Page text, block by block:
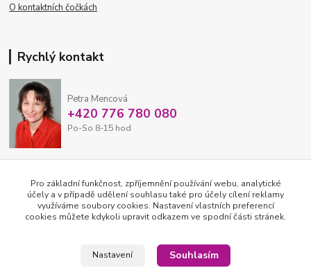
O kontaktních čočkách
Rychlý kontakt
Petra Mencová
+420 776 780 080
Po-So 8-15 hod
Pro základní funkčnost, zpříjemnění používání webu, analytické
účely a v případě udělení souhlasu také pro účely cílení reklamy
využíváme soubory cookies. Nastavení vlastních preferencí
cookies můžete kdykoli upravit odkazem ve spodní části stránek.
Nastavení Souhlasím